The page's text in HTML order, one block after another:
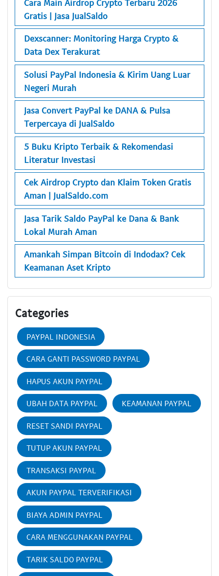
Cara Main Airdrop Crypto Terbaru 2026
Gratis | Jasa JualSaldo
Dexscanner: Monitoring Harga Crypto &
Data Dex Terakurat
Solusi PayPal Indonesia & Kirim Uang Luar
Negeri Murah
Jasa Convert PayPal ke DANA & Pulsa
Terpercaya di JualSaldo
5 Buku Kripto Terbaik & Rekomendasi
Literatur Investasi
Cek Airdrop Crypto dan Klaim Token Gratis
Aman | JualSaldo.com
Jasa Tarik Saldo PayPal ke Dana & Bank
Lokal Murah Aman
Amankah Simpan Bitcoin di Indodax? Cek
Keamanan Aset Kripto
Categories
PAYPAL INDONESIA
CARA GANTI PASSWORD PAYPAL
HAPUS AKUN PAYPAL
UBAH DATA PAYPAL KEAMANAN PAYPAL
RESET SANDI PAYPAL
TUTUP AKUN PAYPAL
TRANSAKSI PAYPAL
AKUN PAYPAL TERVERIFIKASI
BIAYA ADMIN PAYPAL
CARA MENGGUNAKAN PAYPAL
TARIK SALDO PAYPAL